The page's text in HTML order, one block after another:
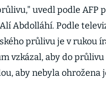
uvedl podle AFP
Abdolláhí. Podle
průlivu je v rukou
vzkázal, aby do
aby nebyla ohrožena